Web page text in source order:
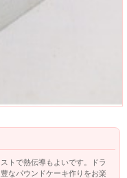
トで熱伝導もよいです。ドラ
なパウンドケーキ作りをお楽